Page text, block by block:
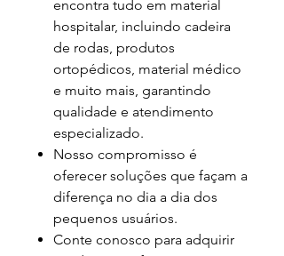
encontra tudo em material
hospitalar, incluindo cadeira
de rodas, produtos
ortopédicos, material médico
e muito mais, garantindo
qualidade e atendimento
especializado.
Nosso compromisso é
oferecer soluções que façam a
diferença no dia a dia dos
pequenos usuários.
Conte conosco para adquirir